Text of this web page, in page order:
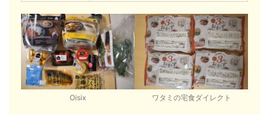
Oisix ワタミの宅食ダイレクト